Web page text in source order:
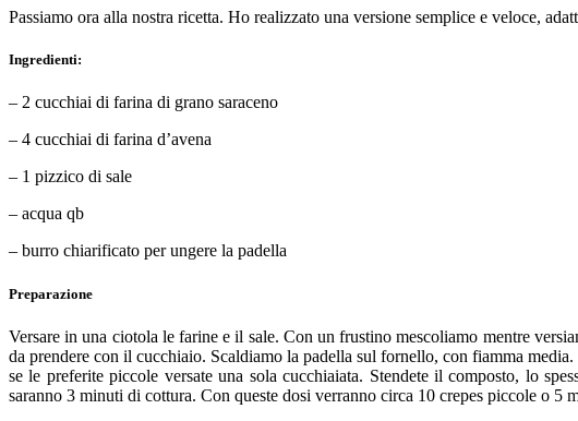
Passiamo ora alla nostra ricetta. Ho realizzato una versione semplice e veloce,
Ingredienti:
– 2 cucchiai di farina di grano saraceno
– 4 cucchiai di farina d’avena
– 1 pizzico di sale
– acqua qb
– burro chiarificato per ungere la padella
Preparazione
Versare in una ciotola le farine e il sale. Con un frustino mescoliamo mentre
da prendere con il cucchiaio. Scaldiamo la padella sul fornello, con fiamma
se le preferite piccole versate una sola cucchiaiata. Stendete il composto, lo
saranno 3 minuti di cottura. Con queste dosi verranno circa 10 crepes piccole o 5